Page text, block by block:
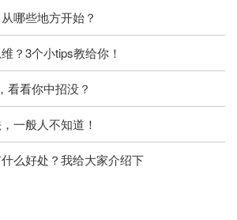
哪些地方开始？
？3个小tips教给你！
看看你中招没？
一般人不知道！
么好处？我给大家介绍下